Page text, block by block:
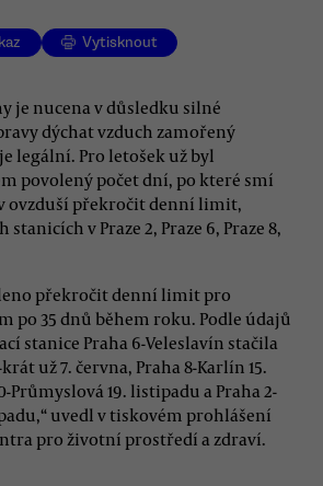
Vytisknout
je nucena v důsledku silné
dýchat vzduch zamořený
legální. Pro letošek už byl
povolený počet dní, po které smí
ovzduší překročit denní limit,
v Praze 2, Praze 6, Praze 8,
překročit denní limit pro
po 35 dnů během roku. Podle údajů
stanice Praha 6-Veleslavín stačila
už 7. června, Praha 8-Karlín 15.
Průmyslová 19. listipadu a Praha 2-
uvedl v tiskovém prohlášení
pro životní prostředí a zdraví.